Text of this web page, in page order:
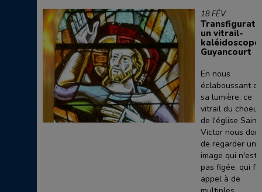
18 FÉV
un vitrail-
kaléidoscope
Guyancourt
En nous
éclaboussant de
sa lumière, ce
vitrail du choeur
de l'église
Victor nous
de regarder une
image qui n'est
pas figée, qui
appel à de